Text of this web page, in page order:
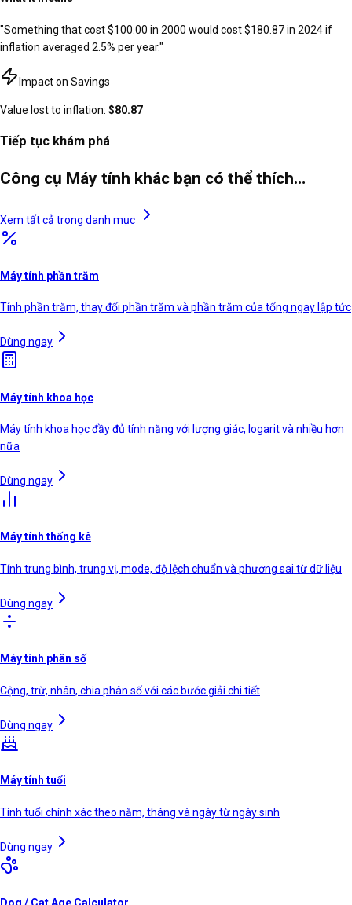
"Something that cost$100.00 in 2000 would cost$180.87in 2024if
inflation averaged 2.5% per year."
Impact on Savings
Value lost to inflation: $80.87
Tiếp tục khám phá
Công cụ Máy tính khác bạn có thể thích…
Xem tất cả trong danh mục
Máy tính phần trăm
Tính phần trăm, thay đổi phần trăm và phần trăm của tổng ngay lập tức
Dùng ngay
Máy tính khoa học
Máy tính khoa học đầy đủ tính năng với lượng giác, logarit và nhiều hơn
nữa
Dùng ngay
Máy tính thống kê
Tính trung bình, trung vị, mode, độ lệch chuẩn và phương sai từ dữ liệu
Dùng ngay
Máy tính phân số
Cộng, trừ, nhân, chia phân số với các bước giải chi tiết
Dùng ngay
Máy tính tuổi
Tính tuổi chính xác theo năm, tháng và ngày từ ngày sinh
Dùng ngay
Dog / Cat Age Calculator